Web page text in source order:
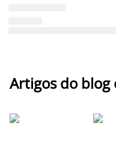
Artigos do blog